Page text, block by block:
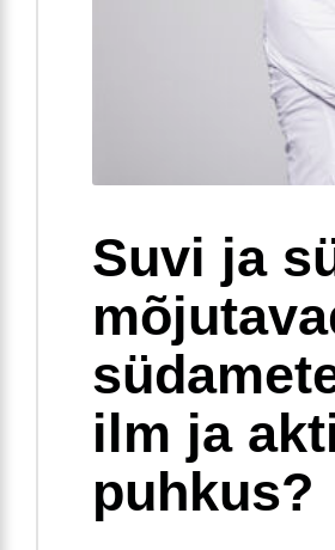
Suvi ja
ilm ja
puhkus?